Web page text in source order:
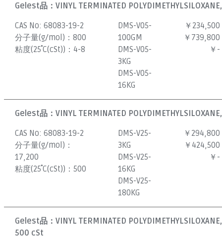
Gelest品：VINYL TERMINATED
CAS No:68083-19-2
分子量(g/mol)：800
粘度(25˚C(cSt))： 4-8
DMS-V05-
100GM
DMS-V05-
3KG
DMS-V05-
16KG
￥234,500
￥739,800
￥-
Gelest品：VINYL TERMINATED
CAS No:68083-19-2
分子量(g/mol)：
17,200
粘度(25˚C(cSt))：500
DMS-V25-
3KG
DMS-V25-
16KG
DMS-V25-
180KG
￥294,800
￥424,500
￥-
Gelest品：VINYL TERMINATED
500 cSt